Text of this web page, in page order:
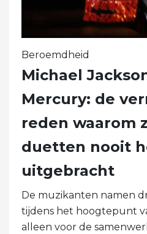
Beroemdheid
Michael
Mercury: de
reden waarom
duetten nooit
uitgebracht
De muzikanten namen
tijdens het hoogtepunt
alleen voor de